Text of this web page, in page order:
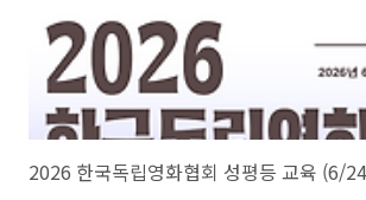
2026 한국독립영화협회 성평등 교육 (6/